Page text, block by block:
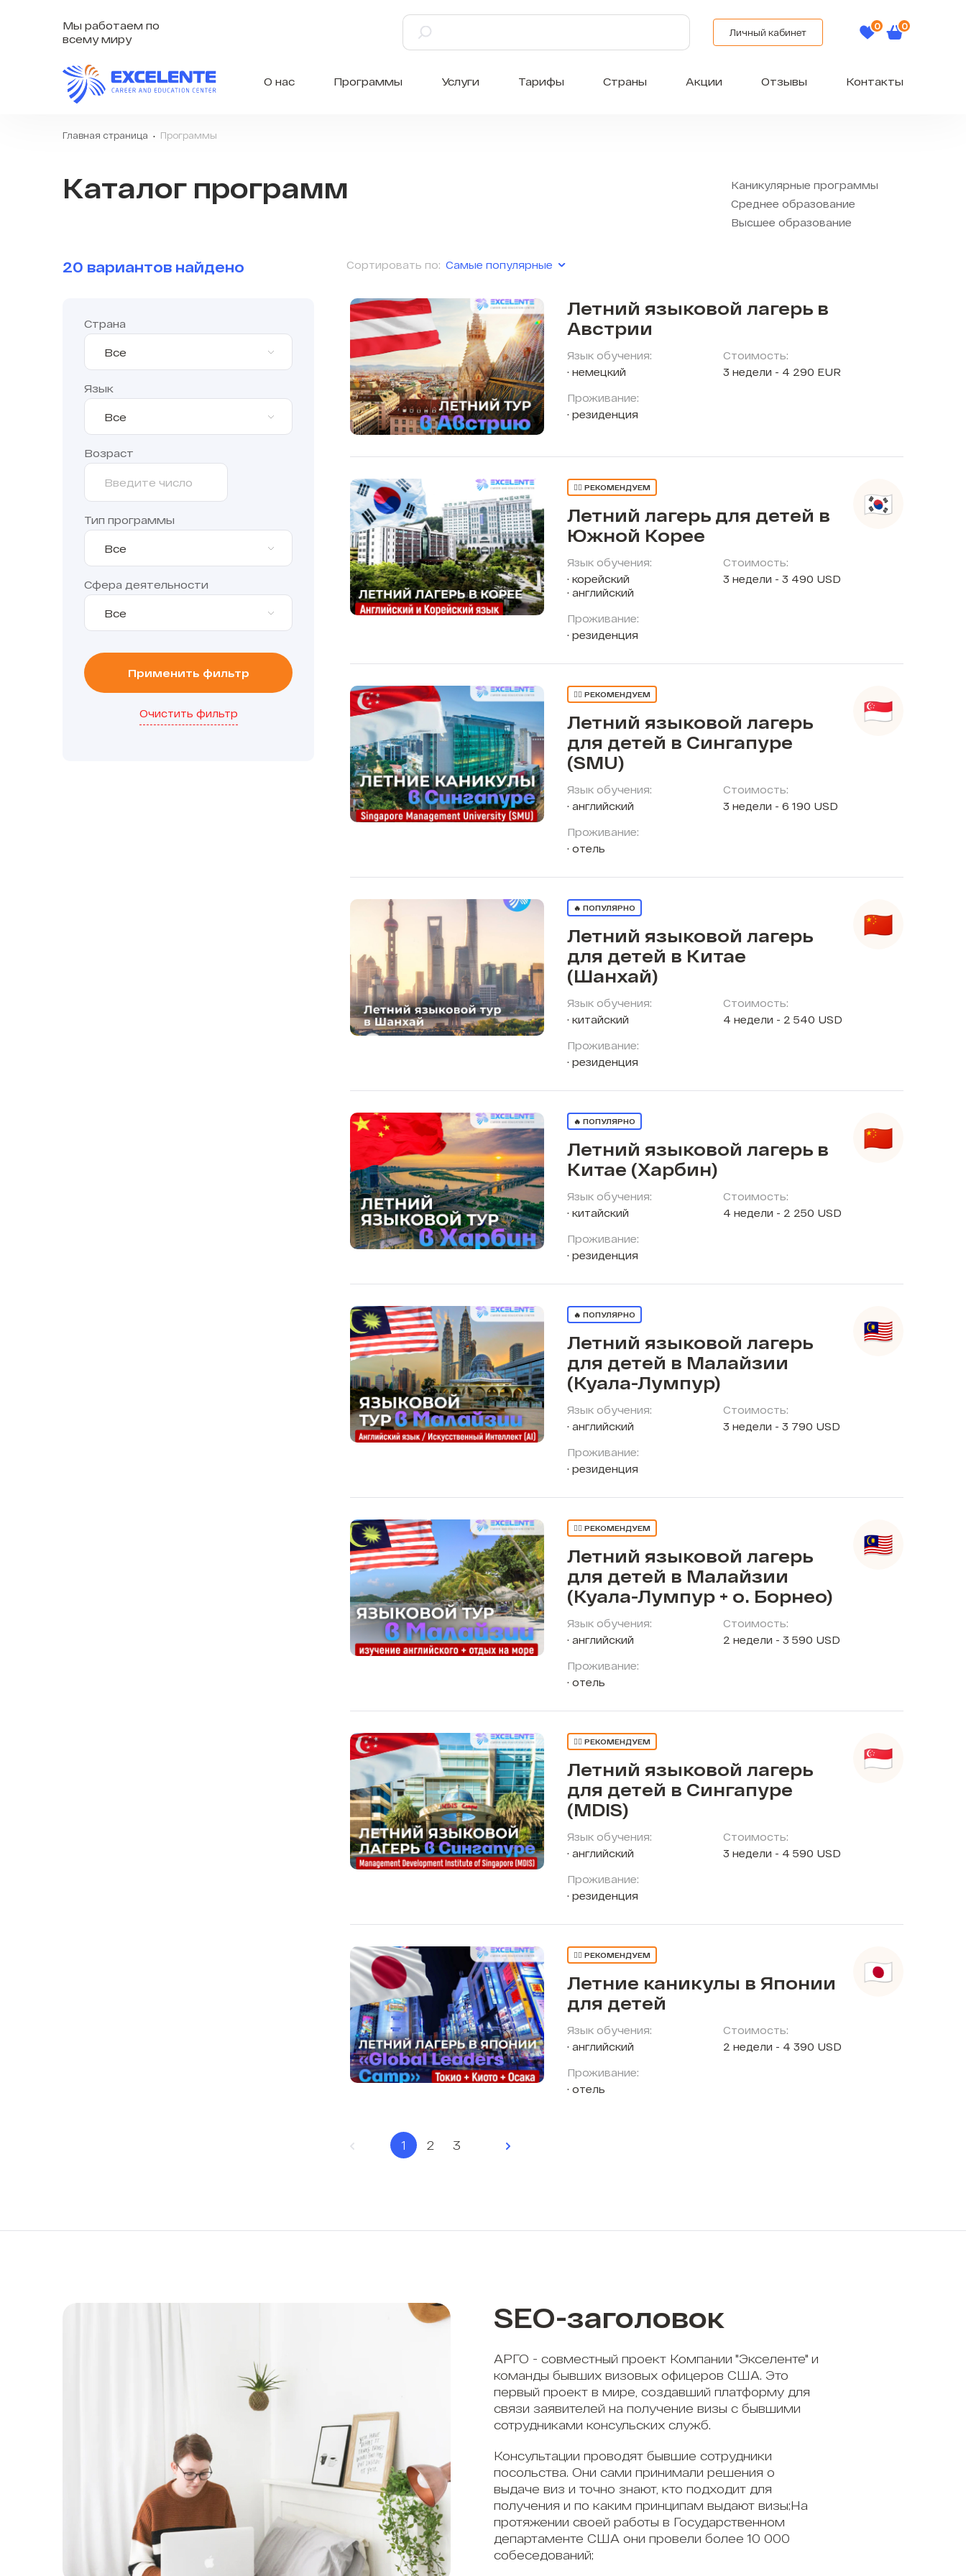
Мы работаем по
всему миру
Личный кабинет
О нас Программы Услуги Тарифы Страны Акции Отзывы Контакты
Главная страница Программы
Каталог программ
Каникулярные программы
Среднее образование
Высшее образование
20 вариантов найдено Сортировать по: Самые популярные
Страна
Все
Язык
Все
Возраст
Тип программы
Все
Сфера деятельности
Все
Применить фильтр
Очистить фильтр
Летний языковой лагерь в
Австрии
Язык обучения:
немецкий
Проживание:
резиденция
Стоимость:
3 недели - 4 290 EUR
👍🏼 РЕКОМЕНДУЕМ
Летний лагерь для детей в
Южной Корее
Язык обучения:
корейский
английский
Проживание:
резиденция
Стоимость:
3 недели - 3 490 USD
👍🏼 РЕКОМЕНДУЕМ
Летний языковой лагерь
для детей в Сингапуре
(SMU)
Язык обучения:
английский
Проживание:
отель
Стоимость:
3 недели - 6 190 USD
🔥 ПОПУЛЯРНО
Летний языковой лагерь
для детей в Китае
(Шанхай)
Язык обучения:
китайский
Проживание:
резиденция
Стоимость:
4 недели - 2 540 USD
🔥 ПОПУЛЯРНО
Летний языковой лагерь в
Китае (Харбин)
Язык обучения:
китайский
Проживание:
резиденция
Стоимость:
4 недели - 2 250 USD
🔥 ПОПУЛЯРНО
Летний языковой лагерь
для детей в Малайзии
(Куала-Лумпур)
Язык обучения:
английский
Проживание:
резиденция
Стоимость:
3 недели - 3 790 USD
👍🏼 РЕКОМЕНДУЕМ
Летний языковой лагерь
для детей в Малайзии
(Куала-Лумпур + о. Борнео)
Язык обучения:
английский
Проживание:
отель
Стоимость:
2 недели - 3 590 USD
👍🏼 РЕКОМЕНДУЕМ
Летний языковой лагерь
для детей в Сингапуре
(MDIS)
Язык обучения:
английский
Проживание:
резиденция
Стоимость:
3 недели - 4 590 USD
👍🏼 РЕКОМЕНДУЕМ
Летние каникулы в Японии
для детей
Язык обучения:
английский
Проживание:
отель
Стоимость:
2 недели - 4 390 USD
1 2 3
SEO-заголовок
АРГО - совместный проект Компании "Экселенте" и
команды бывших визовых офицеров США. Это
первый проект в мире, создавший платформу для
связи заявителей на получение визы с бывшими
сотрудниками консульских служб.
Консультации проводят бывшие сотрудники
посольства. Они сами принимали решения о
выдаче виз и точно знают, кто подходит для
получения и по каким принципам выдают визы;На
протяжении своей работы в Государственном
департаменте США они провели более 10 000
собеседований;